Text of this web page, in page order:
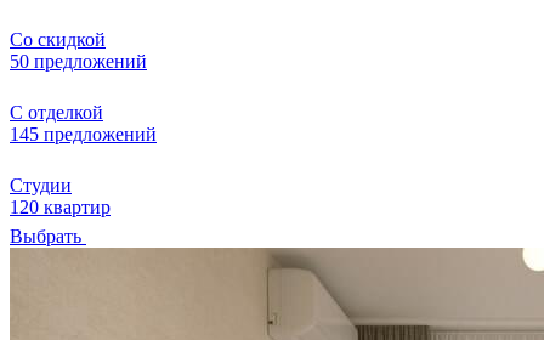
Со скидкой
50 предложений
С отделкой
145 предложений
Студии
120 квартир
Выбрать